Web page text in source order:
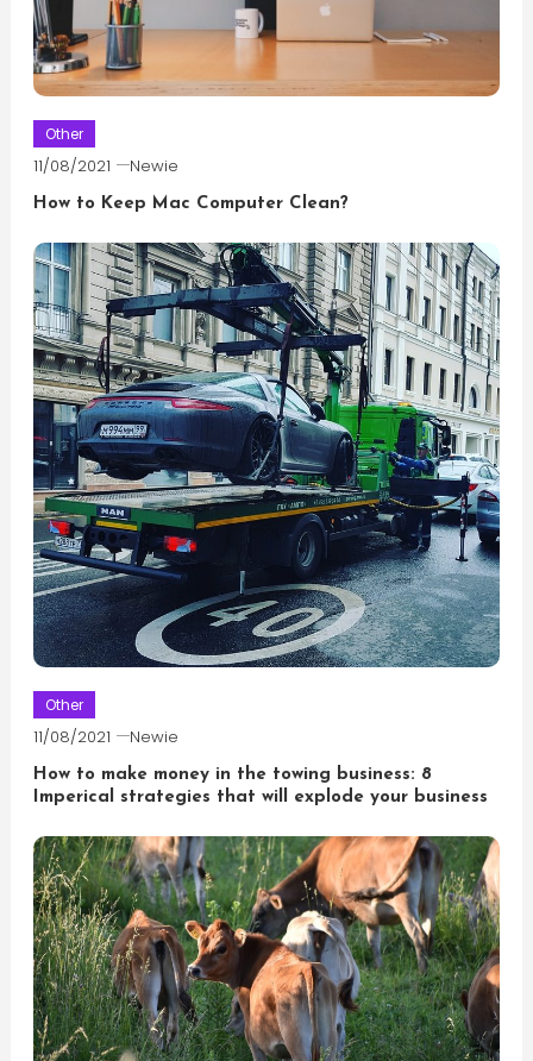
Other
11/08/2021 Newie
How to Keep Mac Computer Clean?
Other
11/08/2021 Newie
How to make money in the towing business: 8
Imperical strategies that will explode your business